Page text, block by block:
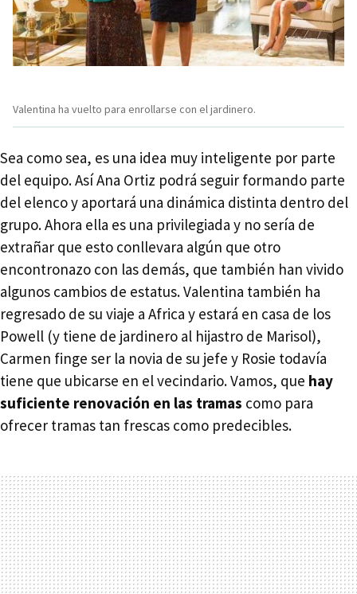
Valentina ha vuelto para enrollarse con el jardinero.
Sea como sea, es una idea muy inteligente por parte
del equipo. Así Ana Ortiz podrá seguir formando parte
del elenco y aportará una dinámica distinta dentro del
grupo. Ahora ella es una privilegiada y no sería de
extrañar que esto conllevara algún que otro
encontronazo con las demás, que también han vivido
algunos cambios de estatus. Valentina también ha
regresado de su viaje a Africa y estará en casa de los
Powell (y tiene de jardinero al hijastro de Marisol),
Carmen finge ser la novia de su jefe y Rosie todavía
tiene que ubicarse en el vecindario. Vamos, que hay
suficiente renovación en las tramas como para
ofrecer tramas tan frescas como predecibles.